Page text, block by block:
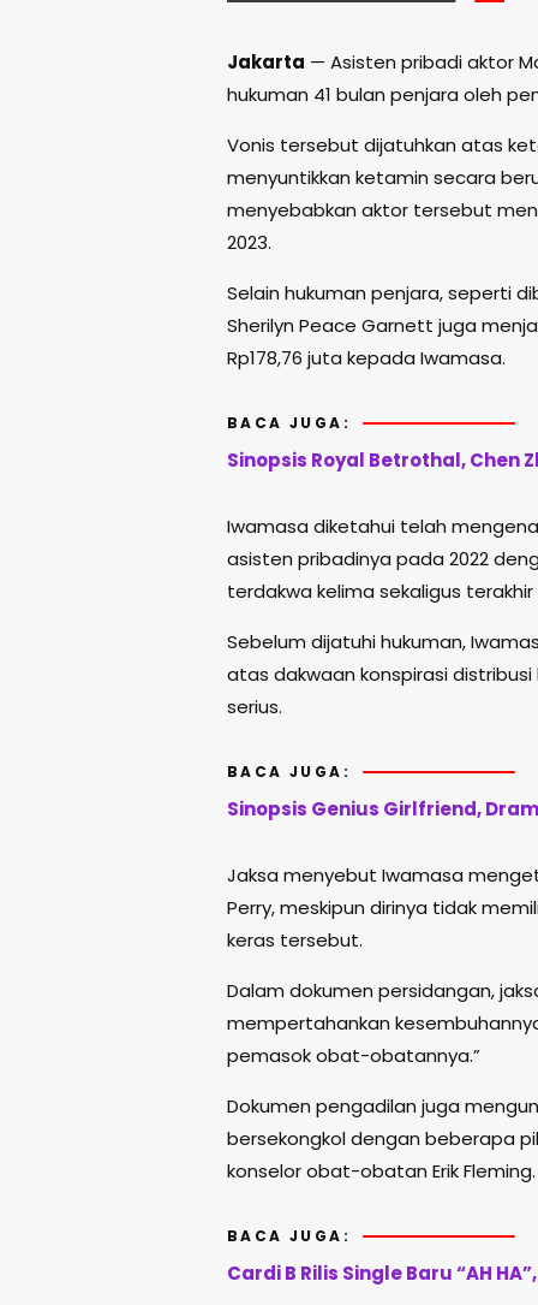
Jakarta — Asisten pribadi aktor
hukuman 41 bulan penjara oleh
Vonis tersebut dijatuhkan atas
menyuntikkan ketamin secara
menyebabkan aktor tersebut
2023.
Selain hukuman penjara, seperti
Sherilyn Peace Garnett juga
Rp178,76 juta kepada Iwamasa.
BACA JUGA:
Sinopsis Royal Betrothal, Chen
Iwamasa diketahui telah
asisten pribadinya pada 2022
terdakwa kelima sekaligus
Sebelum dijatuhi hukuman,
atas dakwaan konspirasi
serius.
BACA JUGA:
Sinopsis Genius Girlfriend,
Jaksa menyebut Iwamasa
Perry, meskipun dirinya tidak
keras tersebut.
Dalam dokumen persidangan,
mempertahankan
pemasok obat-obatannya.”
Dokumen pengadilan juga
bersekongkol dengan beberapa
konselor obat-obatan Erik Fleming.
BACA JUGA:
Cardi B Rilis Single Baru “AH